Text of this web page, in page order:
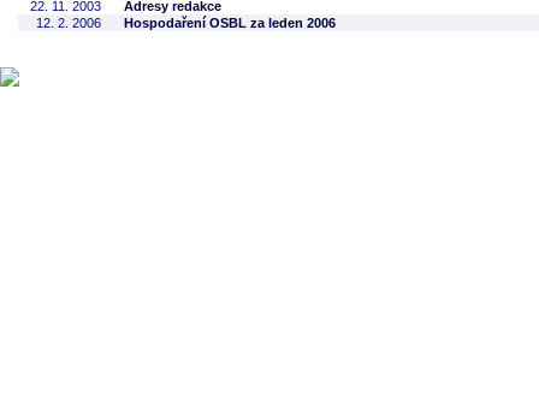
22. 11. 2003
Adresy redakce
12. 2. 2006
Hospodaření OSBL za leden 2006